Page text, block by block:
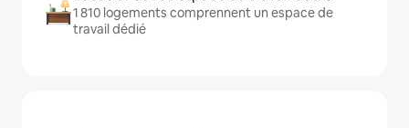
1 810 logements comprennent un espace de
travail dédié